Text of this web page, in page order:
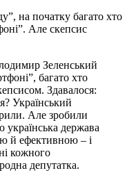
на початку багато хто
Але скепсис
Зеленський
багато хто
Здавалося:
Український
Але зробили
держава
й ефективною – і
кожного
депутатка.